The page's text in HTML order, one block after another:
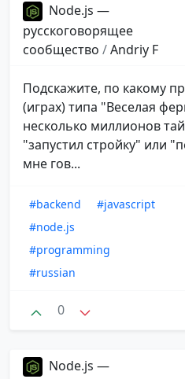
Node.js —
русскоговорящее
сообщество /Andriy F
Подскажите, по какому
(играх) типа "Веселая
несколько миллионов
"запустил стройку" или
мне гов...
#backend
#javascript
#node.js
#programming
#russian
0
Node.js —